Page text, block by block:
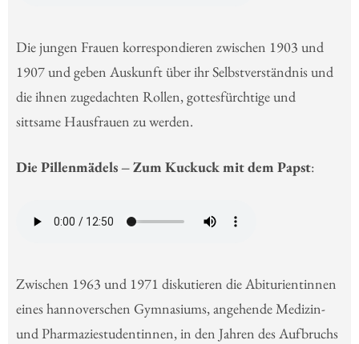
Die jungen Frauen korrespondieren zwischen 1903 und
1907 und geben Auskunft über ihr Selbstverständnis und
die ihnen zugedachten Rollen, gottesfürchtige und
sittsame Hausfrauen zu werden.
Die Pillenmädels – Zum Kuckuck mit dem Papst:
Zwischen 1963 und 1971 diskutieren die Abiturientinnen
eines hannoverschen Gymnasiums, angehende Medizin-
und Pharmaziestudentinnen, in den Jahren des Aufbruchs